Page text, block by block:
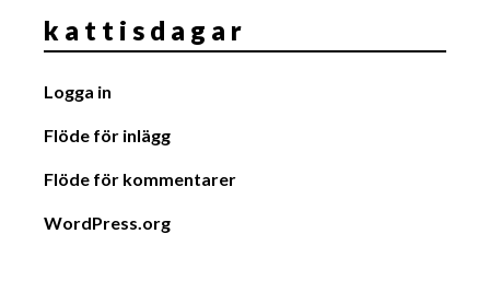
k a t t i s d a g a r
Logga in
Flöde för inlägg
Flöde för kommentarer
WordPress.org